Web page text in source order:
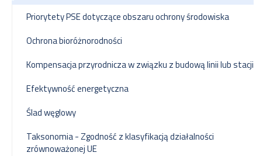
Priorytety PSE dotyczące obszaru ochrony środowiska
Ochrona bioróżnorodności
Kompensacja przyrodnicza w związku z budową linii lub stacji
Efektywność energetyczna
Ślad węglowy
Taksonomia - Zgodność z klasyfikacją działalności
zrównoważonej UE